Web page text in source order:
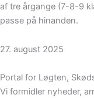
af tre årgange (7-8-9
passe på hinanden.
27. august 2025
Portal for Løgten,
Vi formidler nyheder,